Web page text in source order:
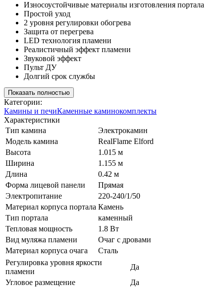
Износоустойчивые материалы изготовления портала
Простой уход
2 уровня регулировки обогрева
Защита от перегрева
LED технология пламени
Реалистичный эффект пламени
Звуковой эффект
Пульт ДУ
Долгий срок службы
Показать полностью
Категории:
Камины и печиКаменные каминокомплекты
Характеристики
Тип камина
Электрокамин
Модель камина
RealFlame Elford
Высота
1.015 м
Ширина
1.155 м
Длина
0.42 м
Форма лицевой панели
Прямая
Электропитание
220-240/1/50
Материал корпуса портала Камень
Тип портала
каменный
Тепловая мощность
1.8 Вт
Вид муляжа пламени
Очаг с дровами
Материал корпуса очага
Сталь
Регулировка уровня яркости
пламени
Да
Угловое размещение
Да